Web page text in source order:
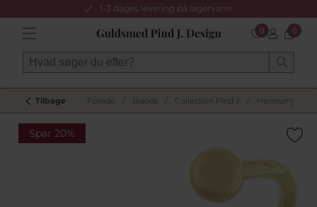
1-3 dages levering på lagervarer
0 0
Tilbage Forside Brands Collection Pind J Herresmykker
Spar 20%